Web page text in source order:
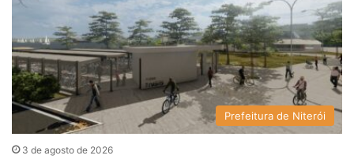
Prefeitura de Niterói
3 de agosto de 2026